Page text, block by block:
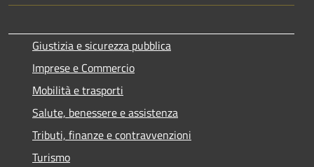
Giustizia e sicurezza pubblica
Imprese e Commercio
Mobilità e trasporti
Salute, benessere e assistenza
Tributi, finanze e contravvenzioni
Turismo